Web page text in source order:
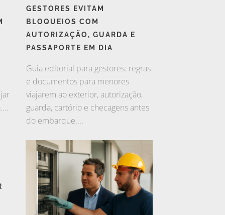
GESTORES EVITAM
BLOQUEIOS COM
AUTORIZAÇÃO, GUARDA E
PASSAPORTE EM DIA
Guia editorial para gestores: regras
e documentos para menores
viajarem ao exterior, autorização,
guarda, cartório e checagens antes
do embarque....